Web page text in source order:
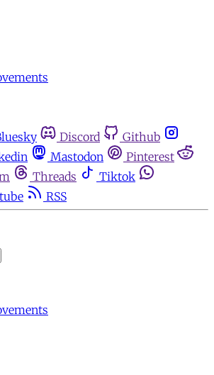
Discord
Github
Mastodon
Pinterest
Threads
Tiktok
RSS